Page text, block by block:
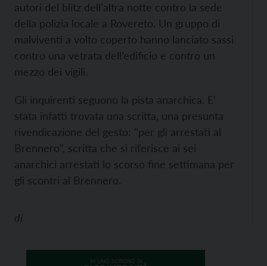
autori del blitz dell’altra notte contro la sede
della polizia locale a Rovereto. Un gruppo di
malviventi a volto coperto hanno lanciato sassi
contro una vetrata dell’edificio e contro un
mezzo dei vigili.
Gli inquirenti seguono la pista anarchica. E’
stata infatti trovata una scritta, una presunta
rivendicazione del gesto: “per gli arrestati al
Brennero”, scritta che si riferisce ai sei
anarchici arrestati lo scorso fine settimana per
gli scontri al Brennero.
di